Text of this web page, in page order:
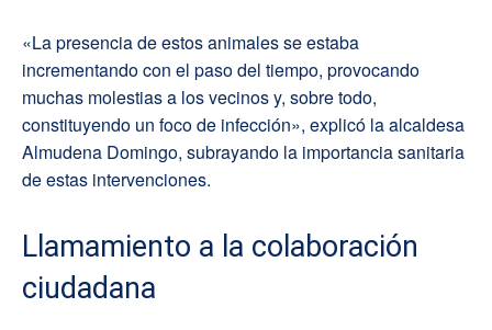
«La presencia de estos animales se estaba
incrementando con el paso del tiempo, provocando
muchas molestias a los vecinos y, sobre todo,
constituyendo un foco de infección», explicó la alcaldesa
Almudena Domingo, subrayando la importancia sanitaria
de estas intervenciones.
Llamamiento a la colaboración
ciudadana